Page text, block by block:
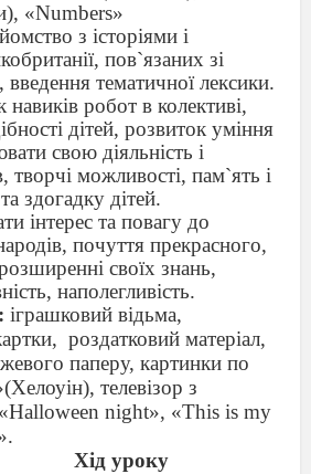
«Numbers»
з історіями і
пов`язаних зі
тематичної лексики.
навиків робот в колективі,
дітей, розвиток уміння
свою діяльність і
творчі можливості, пам`ять і
здогадку дітей.
інтерес та повагу до
почуття прекрасного,
своїх знань,
наполегливість.
: іграшковий відьма,
роздатковий матеріал,
паперу, картинки по
телевізор з
«Halloween night», «This is my
Хід уроку